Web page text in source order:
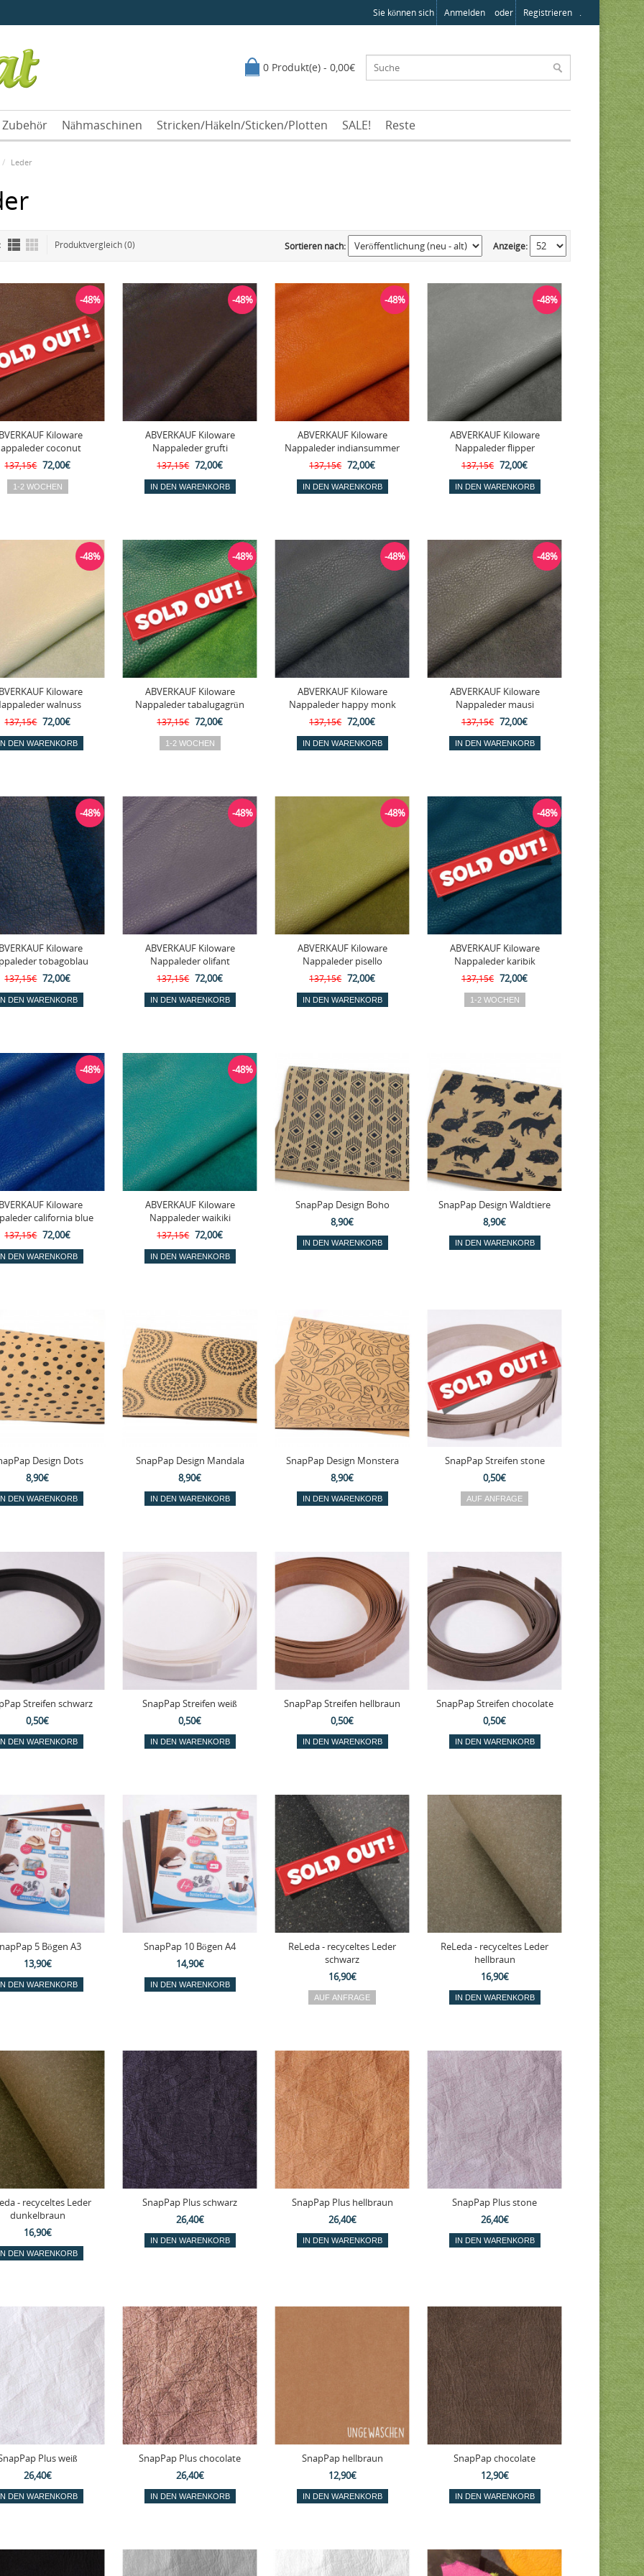
Sie können sich Anmelden oder Registrieren .
0 Produkt(e) - 0,00€
Zubehör Nähmaschinen Stricken/Häkeln/Sticken/Plotten SALE! Reste
Leder
Produktvergleich (0) Anzeige:
Sortieren nach:
Kiloware
coconut
137,15€ 72,00€
-48%
ABVERKAUF Kiloware
Nappaleder grufti
137,15€ 72,00€
-48%
ABVERKAUF Kiloware
Nappaleder indiansummer
137,15€ 72,00€
-48%
ABVERKAUF Kiloware
Nappaleder flipper
137,15€ 72,00€
-48%
Kiloware
walnuss
137,15€ 72,00€
-48%
ABVERKAUF Kiloware
Nappaleder tabalugagrün
137,15€ 72,00€
-48%
ABVERKAUF Kiloware
Nappaleder happy monk
137,15€ 72,00€
-48%
ABVERKAUF Kiloware
Nappaleder mausi
137,15€ 72,00€
-48%
Kiloware
tobagoblau
137,15€ 72,00€
-48%
ABVERKAUF Kiloware
Nappaleder olifant
137,15€ 72,00€
-48%
ABVERKAUF Kiloware
Nappaleder pisello
137,15€ 72,00€
-48%
ABVERKAUF Kiloware
Nappaleder karibik
137,15€ 72,00€
-48%
Kiloware
california blue
137,15€ 72,00€
-48%
ABVERKAUF Kiloware
Nappaleder waikiki
137,15€ 72,00€
-48%
SnapPap Design Boho
8,90€
SnapPap Design Waldtiere
8,90€
Design Dots
8,90€
SnapPap Design Mandala
8,90€
SnapPap Design Monstera
8,90€
SnapPap Streifen stone
0,50€
Streifen schwarz
0,50€
SnapPap Streifen weiß
0,50€
SnapPap Streifen hellbraun
0,50€
SnapPap Streifen chocolate
0,50€
5 Bögen A3
13,90€
SnapPap 10 Bögen A4
14,90€
ReLeda - recyceltes Leder
schwarz
16,90€
ReLeda - recyceltes Leder
hellbraun
16,90€
- recyceltes Leder
dunkelbraun
16,90€
SnapPap Plus schwarz
26,40€
SnapPap Plus hellbraun
26,40€
SnapPap Plus stone
26,40€
Plus weiß
26,40€
SnapPap Plus chocolate
26,40€
SnapPap hellbraun
12,90€
SnapPap chocolate
12,90€